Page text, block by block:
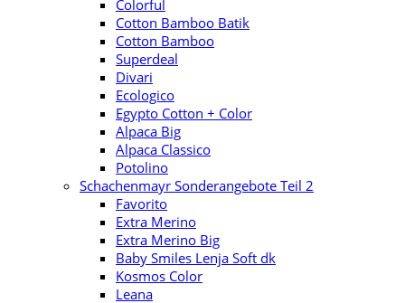
Colorful
Cotton Bamboo Batik
Cotton Bamboo
Superdeal
Divari
Ecologico
Egypto Cotton + Color
Alpaca Big
Alpaca Classico
Potolino
Schachenmayr Sonderangebote Teil 2
Favorito
Extra Merino
Extra Merino Big
Baby Smiles Lenja Soft dk
Kosmos Color
Leana